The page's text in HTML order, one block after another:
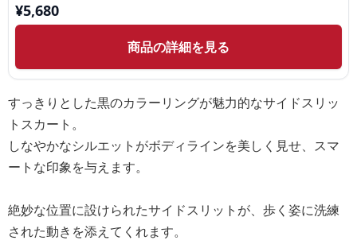
¥5,680
商品の詳細を見る
すっきりとした黒のカラーリングが魅力的なサイドスリッ
トスカート。
しなやかなシルエットがボディラインを美しく見せ、スマ
ートな印象を与えます。
絶妙な位置に設けられたサイドスリットが、歩く姿に洗練
された動きを添えてくれます。